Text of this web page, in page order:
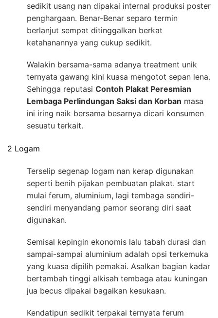
sedikit usang nan dipakai internal produksi poster
penghargaan. Benar-Benar separo termin
berlanjut sempat ditinggalkan berkat
ketahanannya yang cukup sedikit.
Walakin bersama-sama adanya treatment unik
ternyata gawang kini kuasa mengotot sepan lena.
Sehingga reputasi Contoh Plakat Peresmian
Lembaga Perlindungan Saksi dan Korban masa
ini iring naik bersama besarnya dicari konsumen
sesuatu terkait.
2 Logam
Terselip segenap logam nan kerap digunakan
seperti benih pijakan pembuatan plakat. start
mulai ferum, aluminium, lagi tembaga sendiri-
sendiri menyandang pamor seorang diri saat
digunakan.
Semisal kepingin ekonomis lalu tabah durasi dan
sampai-sampai aluminium adalah opsi terkemuka
yang kuasa dipilih pemakai. Asalkan bagian kadar
bertambah tinggi alkisah tembaga atau kuningan
jua becus dipakai bagaikan kesukaan.
Kendatipun sedikit terpakai ternyata ferum